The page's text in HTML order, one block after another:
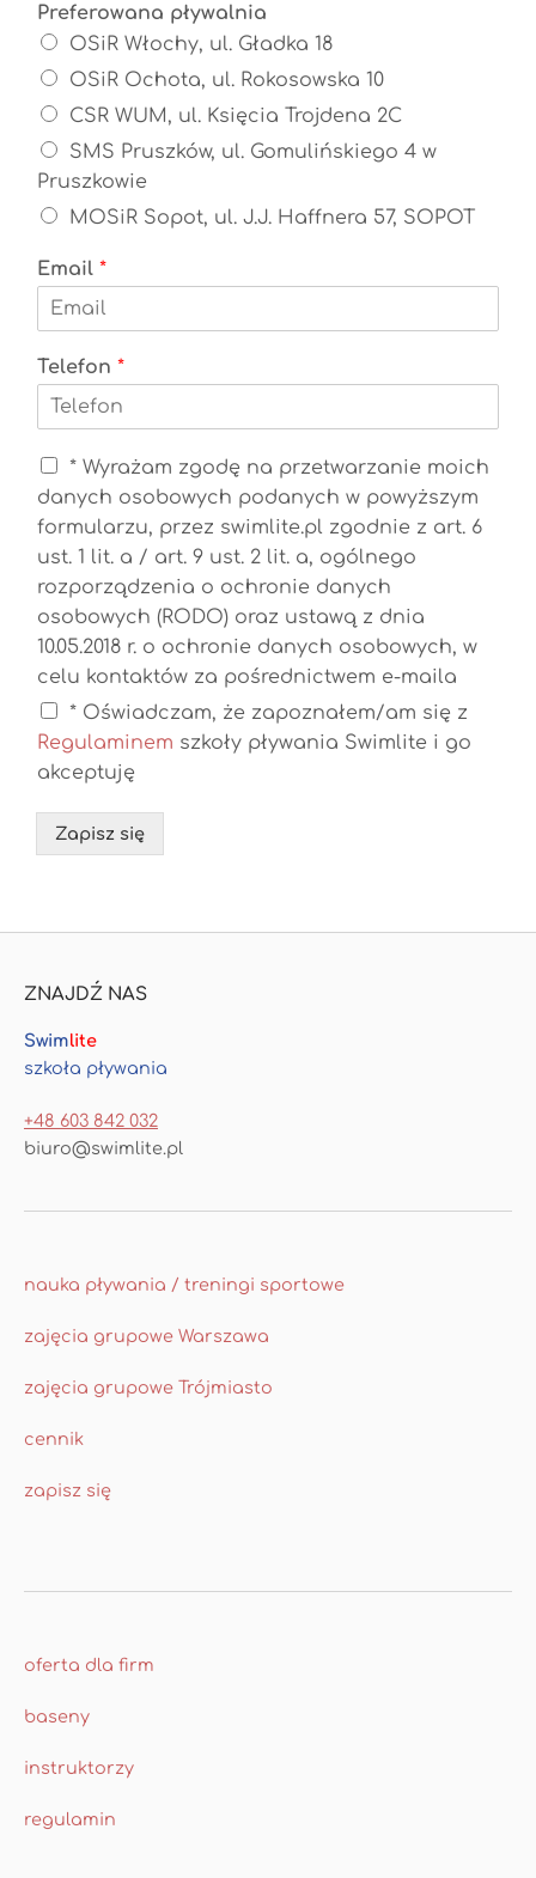
Preferowana pływalnia
OSiR Włochy, ul. Gładka 18
OSiR Ochota, ul. Rokosowska 10
CSR WUM, ul. Księcia Trojdena 2C
SMS Pruszków, ul. Gomulińskiego 4 w
Pruszkowie
MOSiR Sopot, ul. J.J. Haffnera 57, SOPOT
Email *
Telefon *
O
c
r
o
n
a
a
n
y
h
*
* Wyrażam zgodę na przetwarzanie moich
danych osobowych podanych w powyższym
formularzu, przez swimlite.pl zgodnie z art. 6
ust. 1 lit. a / art. 9 ust. 2 lit. a, ogólnego
rozporządzenia o ochronie danych
osobowych (RODO) oraz ustawą z dnia
10.05.2018 r. o ochronie danych osobowych, w
celu kontaktów za pośrednictwem e-maila
* Oświadczam, że zapoznałem/am się z
Regulaminem szkoły pływania Swimlite i go
akceptuję
Zapisz się
ZNAJDŹ NAS
Swimlite
szkoła pływania
+48 603 842 032
biuro@swimlite.pl
nauka pływania / treningi sportowe
zajęcia grupowe Warszawa
zajęcia grupowe Trójmiasto
cennik
zapisz się
oferta dla firm
baseny
instruktorzy
regulamin